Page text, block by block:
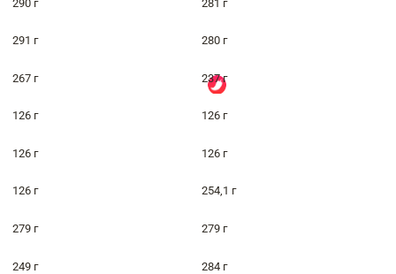
290 г 281 г
291 г 280 г
267 г 237 г
126 г 126 г
126 г 126 г
126 г 254,1 г
279 г 279 г
249 г 284 г